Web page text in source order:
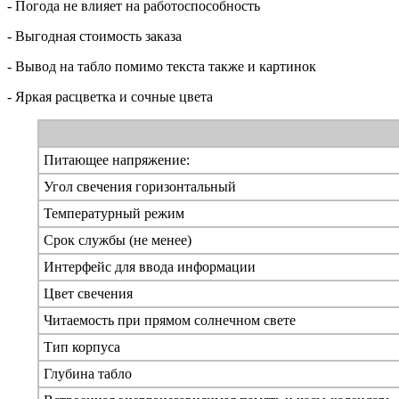
- Погода не влияет на работоспособность
- Выгодная стоимость заказа
- Вывод на табло помимо текста также и картинок
- Яркая расцветка и сочные цвета
Питающее напряжение:
Угол свечения горизонтальный
Температурный режим
Срок службы (не менее)
Интерфейс для ввода информации
Цвет свечения
Читаемость при прямом солнечном свете
Тип корпуса
Глубина табло